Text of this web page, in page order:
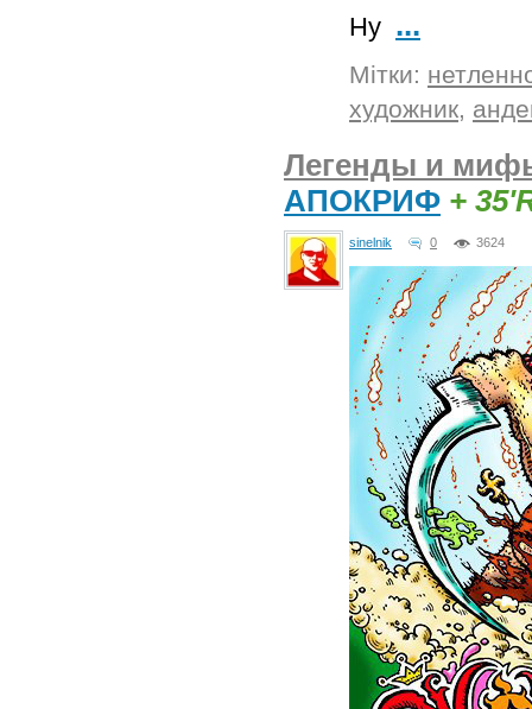
Ну ...
Мітки:
художник,
Легенды и
АПОКРИФ +
sinelnik 0 3624